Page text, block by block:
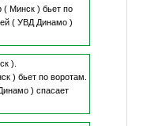
( Минск ) бьет по
( УВД Динамо )
).
) бьет по воротам.
) спасает